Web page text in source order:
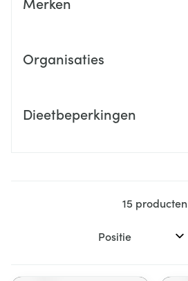
Organisaties
Dieetbeperkingen
15 producten
Sorteer op: